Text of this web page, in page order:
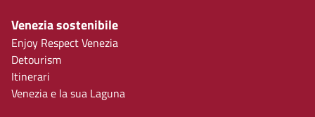
Venezia sostenibile
Enjoy Respect Venezia
Detourism
Itinerari
Venezia e la sua Laguna